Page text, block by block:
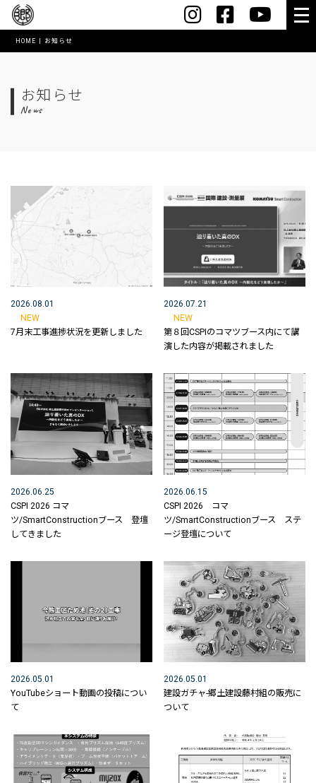
HOME お知らせ
お知らせ
News
2026.08.01
NEW
7月末工事進捗状況を更新しました
2026.07.21
NEW
第８回CSPIのコマツブース内にて講
演した内容が掲載されました
2026.06.25
CSPI 2026 コマ
ツ/SmartConstructionブース 登壇
してきました
2026.06.15
CSPI 2026 コマ
ツ/SmartConstructionブース ステ
ージ登壇について
2026.05.01
YouTubeショート動画の投稿につい
て
2026.05.01
建設ガチャ-郷土建設藤村組の販売に
ついて
会社案内
コワーキングスペース【MushRoom】
アクセス
表彰実績
未来へ向けた取り組みについて
会社紹介 MOVIE
ICTの取り組み
ICT活用工事の流れ
3次元起工測量
3次元設計データ作成
ICT建機による施工
3次元出来形管理
ICT活用工事MOVIE
建設DXの取り組み
2025年取り組み状況
2023年取り組み